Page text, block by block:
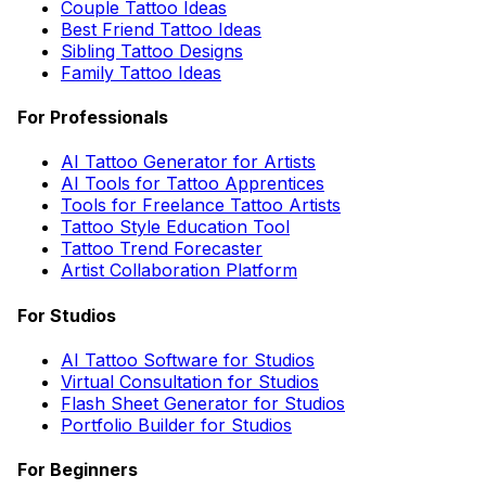
Couple Tattoo Ideas
Best Friend Tattoo Ideas
Sibling Tattoo Designs
Family Tattoo Ideas
For Professionals
AI Tattoo Generator for Artists
AI Tools for Tattoo Apprentices
Tools for Freelance Tattoo Artists
Tattoo Style Education Tool
Tattoo Trend Forecaster
Artist Collaboration Platform
For Studios
AI Tattoo Software for Studios
Virtual Consultation for Studios
Flash Sheet Generator for Studios
Portfolio Builder for Studios
For Beginners